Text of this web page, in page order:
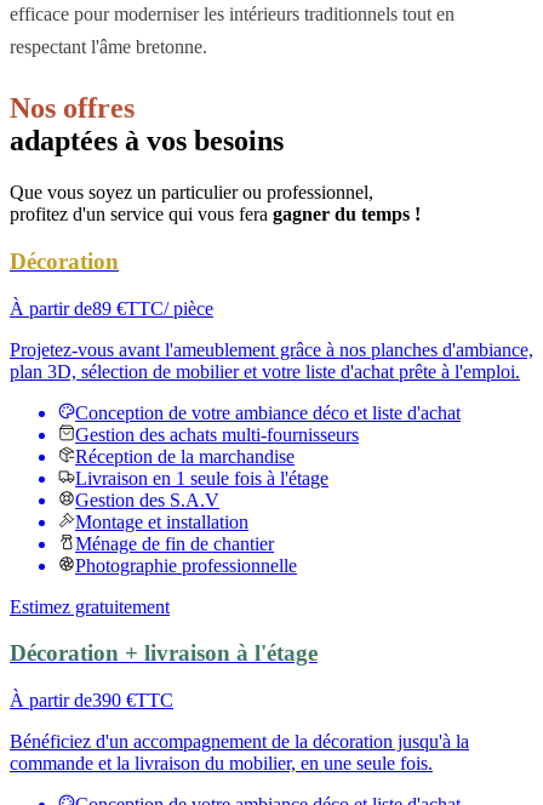
efficace pour moderniser les intérieurs traditionnels tout en
respectant l'âme bretonne.
Nos offres
adaptées à vos besoins
Que vous soyez un particulier ou professionnel,
profitez d'un service qui vous fera gagner du temps !
Décoration
À partir de89 €TTC/ pièce
Projetez-vous avant l'ameublement grâce à nos planches d'ambiance,
plan 3D, sélection de mobilier et votre liste d'achat prête à l'emploi.
Conception de votre ambiance déco et liste d'achat
Gestion des achats multi-fournisseurs
Réception de la marchandise
Livraison en 1 seule fois à l'étage
Gestion des S.A.V
Montage et installation
Ménage de fin de chantier
Photographie professionnelle
Estimez gratuitement
Décoration + livraison à l'étage
À partir de390 €TTC
Bénéficiez d'un accompagnement de la décoration jusqu'à la
commande et la livraison du mobilier, en une seule fois.